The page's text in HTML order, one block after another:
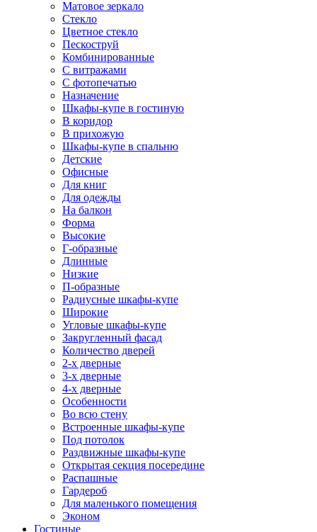
Матовое зеркало
Стекло
Цветное стекло
Пескоструй
Комбинированные
С витражами
С фотопечатью
Назначение
Шкафы-купе в гостиную
В коридор
В прихожую
Шкафы-купе в спальню
Детские
Офисные
Для книг
Для одежды
На балкон
Форма
Высокие
Г-образные
Длинные
Низкие
П-образные
Радиусные шкафы-купе
Широкие
Угловые шкафы-купе
Закругленный фасад
Количество дверей
2-х дверные
3-х дверные
4-х дверные
Особенности
Во всю стену
Встроенные шкафы-купе
Под потолок
Раздвижные шкафы-купе
Открытая секция посередине
Распашные
Гардероб
Для маленького помещения
Эконом
Гостиные